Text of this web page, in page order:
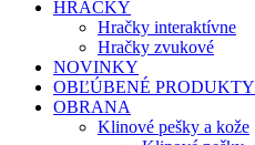
HRAČKY
Hračky interaktívne
Hračky zvukové
NOVINKY
OBĽÚBENÉ PRODUKTY
OBRANA
Klinové pešky a kože